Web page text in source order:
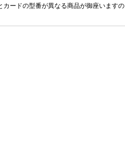
ードの型番が異なる商品が御座いますの